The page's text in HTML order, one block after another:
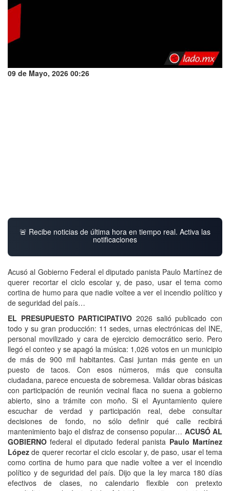
09 de Mayo, 2026 00:26
🚨 Recibe noticias de última hora en tiempo real. Activa las
notificaciones
Acusó al Gobierno Federal el diputado panista Paulo Martínez de
querer recortar el ciclo escolar y, de paso, usar el tema como
cortina de humo para que nadie voltee a ver el incendio político y
de seguridad del país…
EL PRESUPUESTO PARTICIPATIVO 2026 salió publicado con
todo y su gran producción: 11 sedes, urnas electrónicas del INE,
personal movilizado y cara de ejercicio democrático serio. Pero
llegó el conteo y se apagó la música: 1,026 votos en un municipio
de más de 900 mil habitantes. Casi juntan más gente en un
puesto de tacos. Con esos números, más que consulta
ciudadana, parece encuesta de sobremesa. Validar obras básicas
con participación de reunión vecinal flaca no suena a gobierno
abierto, sino a trámite con moño. Si el Ayuntamiento quiere
escuchar de verdad y participación real, debe consultar
decisiones de fondo, no sólo definir qué calle recibirá
mantenimiento bajo el disfraz de consenso popular… ACUSÓ AL
GOBIERNO federal el diputado federal panista Paulo Martínez
López de querer recortar el ciclo escolar y, de paso, usar el tema
como cortina de humo para que nadie voltee a ver el incendio
político y de seguridad del país. Dijo que la ley marca 180 días
efectivos de clases, no calendario flexible con pretexto